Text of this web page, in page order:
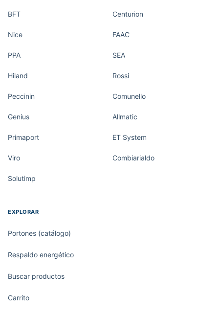
BFT Centurion
Nice FAAC
PPA SEA
Hiland Rossi
Peccinin Comunello
Genius Allmatic
Primaport ET System
Viro Combiarialdo
Solutimp
EXPLORAR
Portones (catálogo)
Respaldo energético
Buscar productos
Carrito